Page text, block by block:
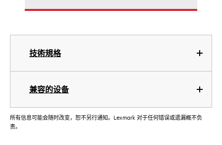
技術規格
兼容的设备
所有信息可能会随时改变，恕不另行通知。Lexmark 对于任何错误或遗漏概不负
责。